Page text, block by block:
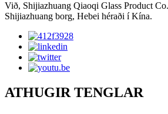
Við, Shijiazhuang Qiaoqi Glass Product
Shijiazhuang borg, Hebei héraði í Kína.
ATHUGIR TENGLAR